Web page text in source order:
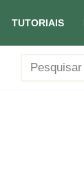
TUTORIAIS